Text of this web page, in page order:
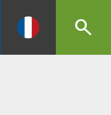
search